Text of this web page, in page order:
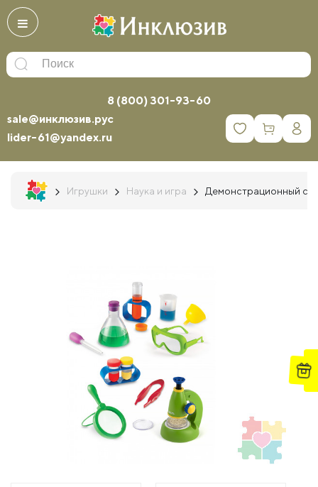
8 (800) 301-93-60
sale@инклюзив.рус
lider-61@yandex.ru
0
Игрушки Наука и игра Демонстрационный